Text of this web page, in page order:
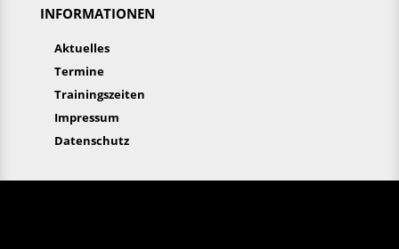
INFORMATIONEN
Aktuelles
Termine
Trainingszeiten
Impressum
Datenschutz